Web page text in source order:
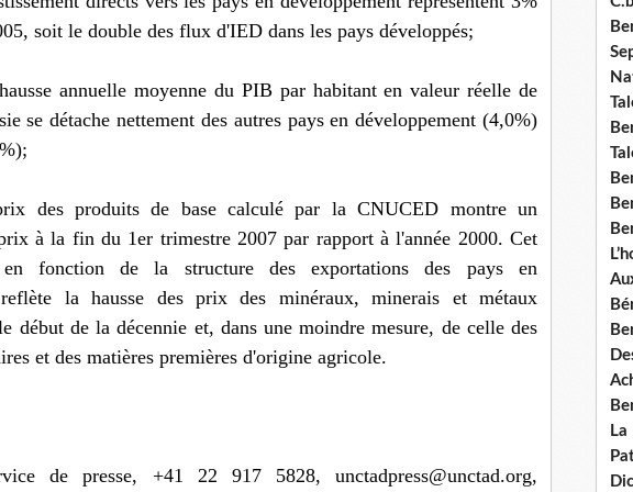
soit le double des flux d'IED dans les pays développés;
annuelle moyenne du PIB par habitant en valeur réelle de
se détache nettement des autres pays en développement (4,0%)
des produits de base calculé par la CNUCED montre un
à la fin du 1er trimestre 2007 par rapport à l'année 2000. Cet
fonction de la structure des exportations des pays en
reflète la hausse des prix des minéraux, minerais et métaux
début de la décennie et, dans une moindre mesure, de celle des
et des matières premières d'origine agricole.
de presse, +41 22 917 5828, unctadpress@unctad.org,